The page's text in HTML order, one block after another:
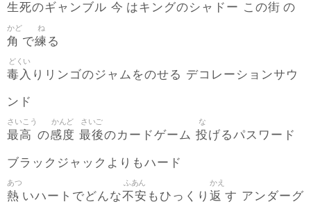
生死のギャンブル 今 はキングのシャドー この街 の
角
かど
で練
ね
る
毒入
どくい
りリンゴのジャムをのせる デコレーションサウ
ンド
最高
さいこう
の感度
かんど
最後
さいご
のカードゲーム 投
な
げるパスワード
ブラックジャックよりもハード
熱
あつ
いハートでどんな不安
ふあん
もひっくり 返
かえ
す アンダーグ